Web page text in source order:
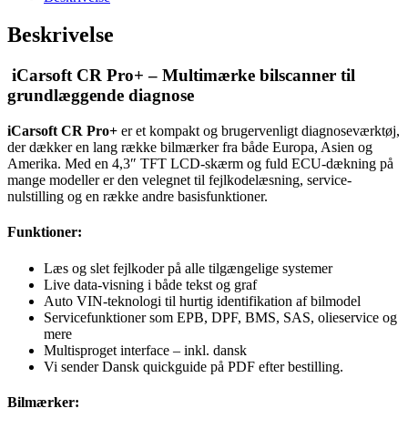
Beskrivelse
iCarsoft CR Pro+ – Multimærke bilscanner til
grundlæggende diagnose
iCarsoft CR Pro+ er et kompakt og brugervenligt diagnoseværktøj,
der dækker en lang række bilmærker fra både Europa, Asien og
Amerika. Med en 4,3″ TFT LCD-skærm og fuld ECU-dækning på
mange modeller er den velegnet til fejlkodelæsning, service-
nulstilling og en række andre basisfunktioner.
Funktioner:
Læs og slet fejlkoder på alle tilgængelige systemer
Live data-visning i både tekst og graf
Auto VIN-teknologi til hurtig identifikation af bilmodel
Servicefunktioner som EPB, DPF, BMS, SAS, olieservice og
mere
Multisproget interface – inkl. dansk
Vi sender Dansk quickguide på PDF efter bestilling.
Bilmærker: